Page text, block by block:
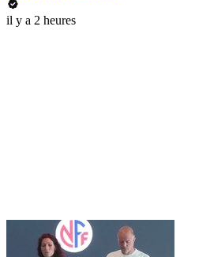
il y a 2 heures